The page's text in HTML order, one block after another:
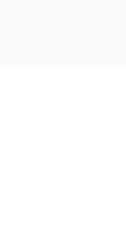
BAUMWOLL-SWEATSHIRT
BAUMWOLL-SWEATSHIRT
BAUMWOLL-SWEATSHIRT
BAUMWOLL-SWEATSHIRT